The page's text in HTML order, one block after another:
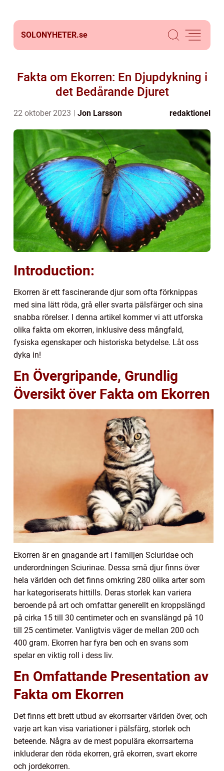
SOLONYHETER.se
Fakta om Ekorren: En Djupdykning i
det Bedårande Djuret
22 oktober 2023 Jon Larsson redaktionel
Introduction:
Ekorren är ett fascinerande djur som ofta förknippas
med sina lätt röda, grå eller svarta pälsfärger och sina
snabba rörelser. I denna artikel kommer vi att utforska
olika fakta om ekorren, inklusive dess mångfald,
fysiska egenskaper och historiska betydelse. Låt oss
dyka in!
En Övergripande, Grundlig
Översikt över Fakta om Ekorren
Ekorren är en gnagande art i familjen Sciuridae och
underordningen Sciurinae. Dessa små djur finns över
hela världen och det finns omkring 280 olika arter som
har kategoriserats hittills. Deras storlek kan variera
beroende på art och omfattar generellt en kroppslängd
på cirka 15 till 30 centimeter och en svanslängd på 10
till 25 centimeter. Vanligtvis väger de mellan 200 och
400 gram. Ekorren har fyra ben och en svans som
spelar en viktig roll i dess liv.
En Omfattande Presentation av
Fakta om Ekorren
Det finns ett brett utbud av ekorrsarter världen över, och
varje art kan visa variationer i pälsfärg, storlek och
beteende. Några av de mest populära ekorrsarterna
inkluderar den röda ekorren, grå ekorren, svart ekorre
och jordekorren.